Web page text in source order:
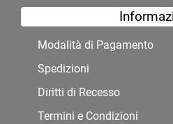
Modalità di Pagamento
Spedizioni
Diritti di Recesso
Termini e Condizioni